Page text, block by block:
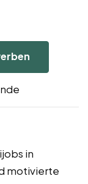
in
motivierte